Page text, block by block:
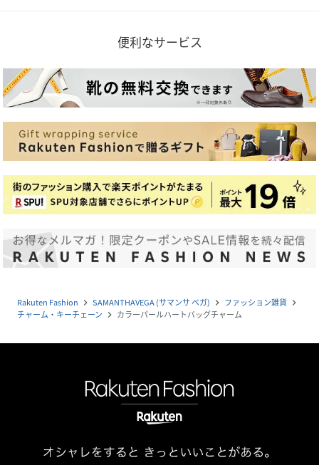
便利なサービス
Rakuten Fashion navigate_next SAMANTHAVEGA (サマンサ ベガ) navigate_next ファッション雑貨 navigate_next
チャーム・キーチェーン navigate_next カラーパールハートバッグチャーム